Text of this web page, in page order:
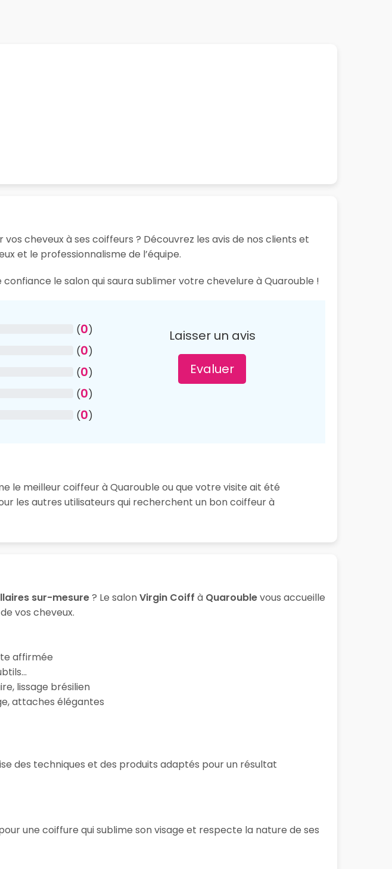
cheveux à ses coiffeurs ? Découvrez les avis de nos clients et
et le professionnalisme de l’équipe.
le salon qui saura sublimer votre chevelure à Quarouble !
(0)
(0)
(0)
(0)
(0)
Laisser un avis
Evaluer
le meilleur coiffeur à Quarouble ou que votre visite ait été
les autres utilisateurs qui recherchent un bon coiffeur à
sur-mesure? Le salonVirgin Coiff à Quaroublevous accueille
vos cheveux.
affirmée
lissage brésilien
attaches élégantes
des techniques et des produits adaptés pour un résultat
une coiffure qui sublime son visage et respecte la nature de ses